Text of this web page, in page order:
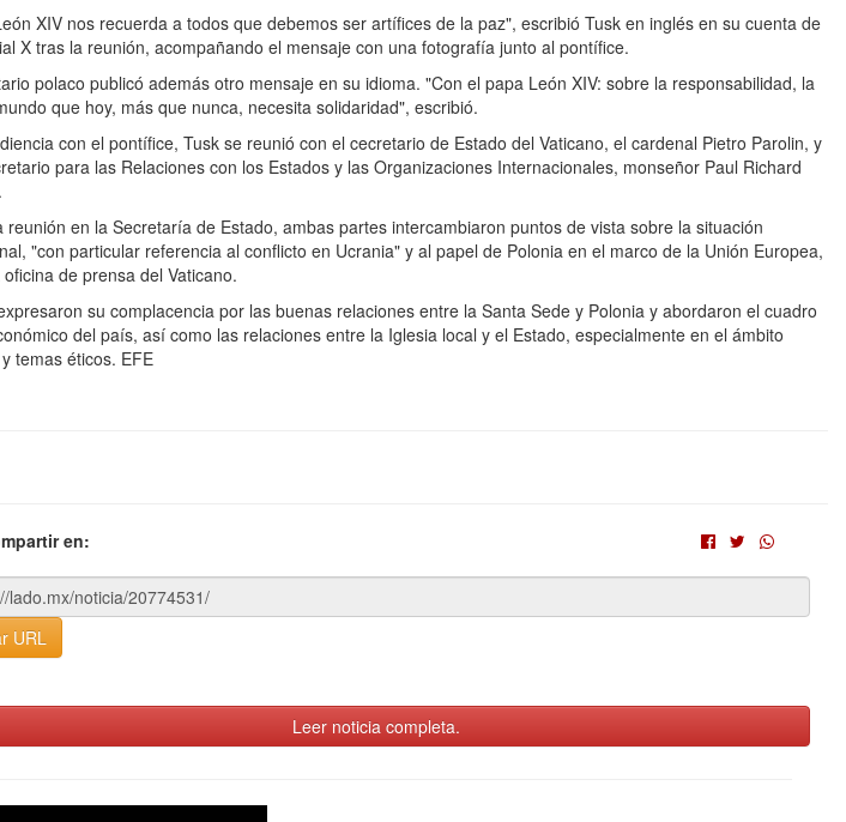
XIV nos recuerda a todos que debemos ser artífices de la paz", escribió Tusk en inglés en su cuenta de
X tras la reunión, acompañando el mensaje con una fotografía junto al pontífice.
polaco publicó además otro mensaje en su idioma. "Con el papa León XIV: sobre la responsabilidad, la
que hoy, más que nunca, necesita solidaridad", escribió.
con el pontífice, Tusk se reunió con el cecretario de Estado del Vaticano, el cardenal Pietro Parolin, y
para las Relaciones con los Estados y las Organizaciones Internacionales, monseñor Paul Richard
reunión en la Secretaría de Estado, ambas partes intercambiaron puntos de vista sobre la situación
"con particular referencia al conflicto en Ucrania" y al papel de Polonia en el marco de la Unión Europea,
de prensa del Vaticano.
su complacencia por las buenas relaciones entre la Santa Sede y Polonia y abordaron el cuadro
del país, así como las relaciones entre la Iglesia local y el Estado, especialmente en el ámbito
temas éticos. EFE
en:
URL
Leer noticia completa.